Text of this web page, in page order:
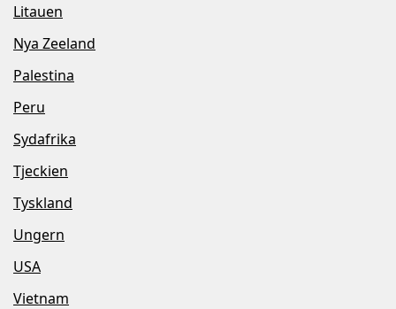
Litauen
Nya Zeeland
Palestina
Peru
Sydafrika
Tjeckien
Tyskland
Ungern
USA
Vietnam